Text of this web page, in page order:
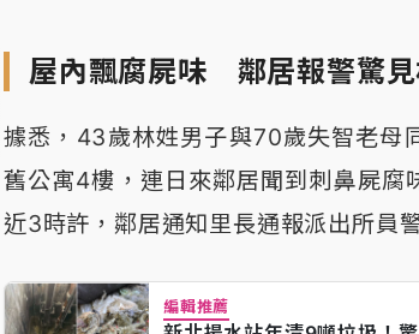
屋內飄腐屍味 鄰居報警驚見
據悉，43歲林姓男子與70歲失智老母
舊公寓4樓，連日來鄰居聞到刺鼻屍腐
近3時許，鄰居通知里長通報派出所員
編輯推薦